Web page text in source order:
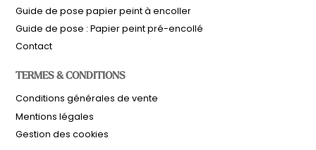
Hors frais de livraison
Voir le panier
Guide de pose papier peint à encoller
Guide de pose : Papier peint pré-encollé
Contact
TERMES & CONDITIONS
Conditions générales de vente
Mentions légales
Gestion des cookies